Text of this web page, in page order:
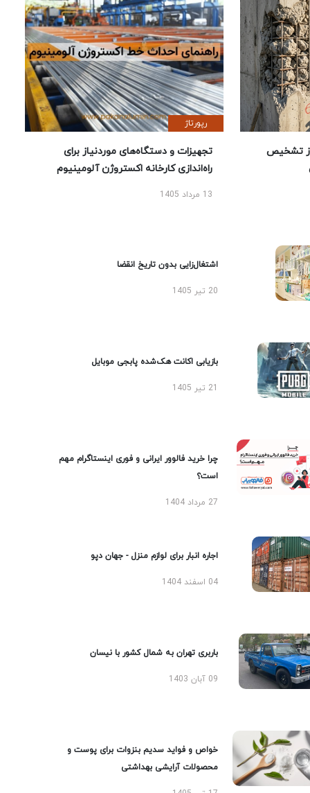
تشخیص
رپورتاژ
تجهیزات و دستگاه‌های موردنیاز برای
راه‌اندازی کارخانه اکستروژن آلومینیوم
13 مرداد 1405
اشتغال‌زایی بدون تاریخ انقضا
20 تیر 1405
بازیابی اکانت هک‌شده پابجی موبایل
چرا خرید فالوور ایرانی و فوری اینستاگرام مهم
است؟
27 مرداد 1404
اجاره انبار برای لوازم منزل - جهان دپو
04 اسفند 1404
باربری تهران به شمال کشور با نیسان
09 آبان 1403
خواص و فواید سدیم بنزوات برای پوست و
محصولات آرایشی بهداشتی